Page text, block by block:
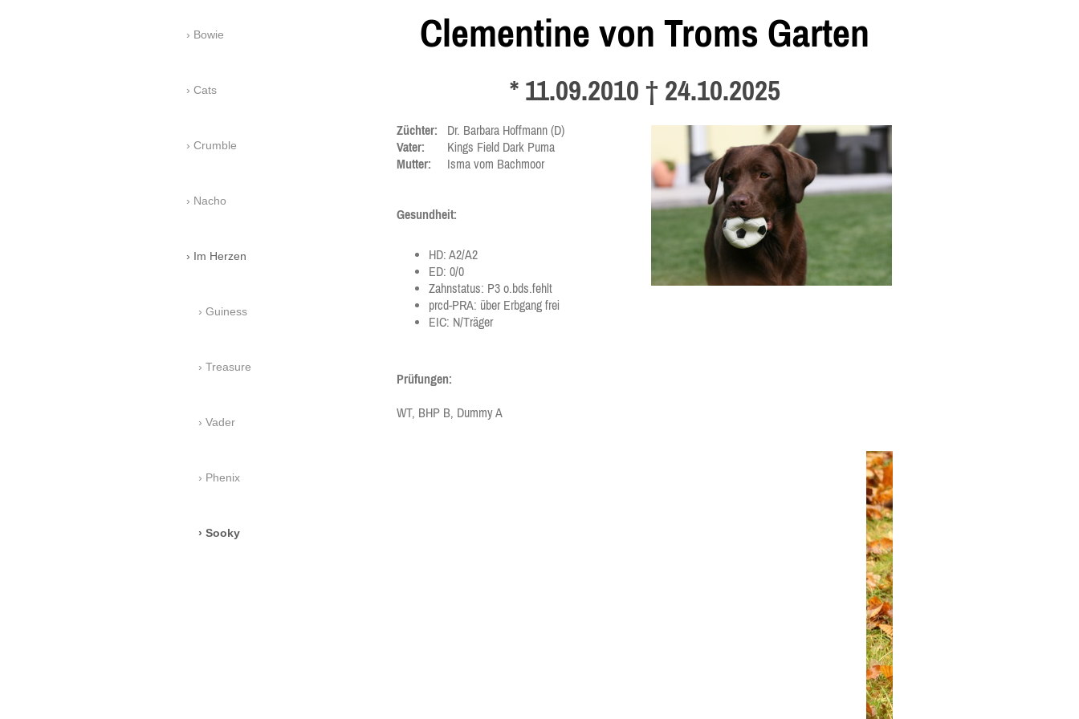
Clementine von Troms Garten
* 11.09.2010 † 24.10.2025
Züchter: Dr. Barbara Hoffmann (D)
Vater:
Kings Field Dark Puma
Mutter: Isma vom Bachmoor
Gesundheit:
HD: A2/A2
ED: 0/0
Zahnstatus: P3 o.bds.fehlt
prcd-PRA: über Erbgang frei
EIC: N/Träger
Prüfungen:
WT, BHP B, Dummy A
Bowie
Cats
Crumble
Nacho
Im Herzen
Guiness
Treasure
Vader
Phenix
Sooky